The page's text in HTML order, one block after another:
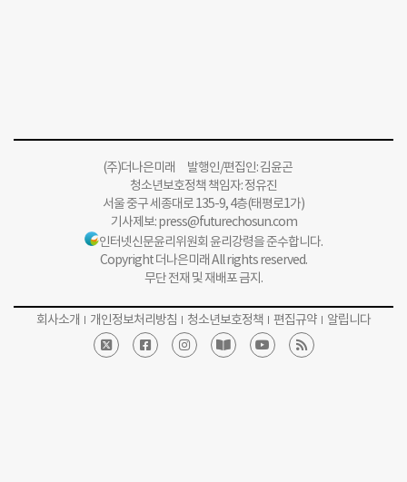
(주)더나은미래 발행인/편집인: 김윤곤
청소년보호정책 책임자: 정유진
서울 중구 세종대로 135-9, 4층(태평로1가)
기사제보:press@futurechosun.com
인터넷신문윤리위원회 윤리강령을 준수합니다.
Copyright 더나은미래 All rights reserved.
무단 전재 및 재배포 금지.
회사소개 개인정보처리방침 청소년보호정책 편집규약 알립니다